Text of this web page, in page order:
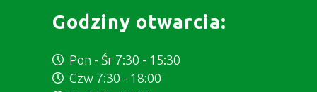
Godziny otwarcia:
Pon - Śr 7:30 - 15:30
Czw 7:30 - 18:00